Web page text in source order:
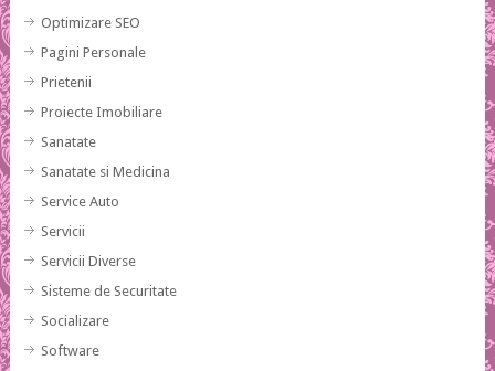
Optimizare SEO
Pagini Personale
Prietenii
Proiecte Imobiliare
Sanatate
Sanatate si Medicina
Service Auto
Servicii
Servicii Diverse
Sisteme de Securitate
Socializare
Software